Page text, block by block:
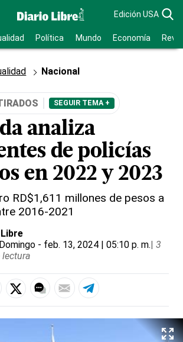
Edición USA
Política Mundo Economía
Nacional
SEGUIR TEMA +
analiza
de policías
en 2022 y 2023
RD$1,611 millones de pesos a
2016-2021
- feb. 13, 2024 | 05:10 p. m.| 3